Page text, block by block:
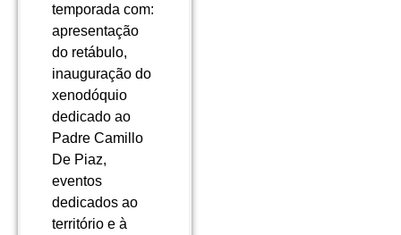
temporada com:
apresentação
do retábulo,
inauguração do
xenodóquio
dedicado ao
Padre Camillo
De Piaz,
eventos
dedicados ao
território e à